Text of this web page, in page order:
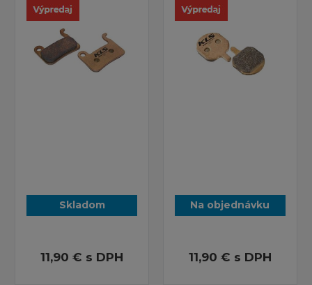
Skladom
11,90 € s DPH
Na objednávku
11,90 € s DPH